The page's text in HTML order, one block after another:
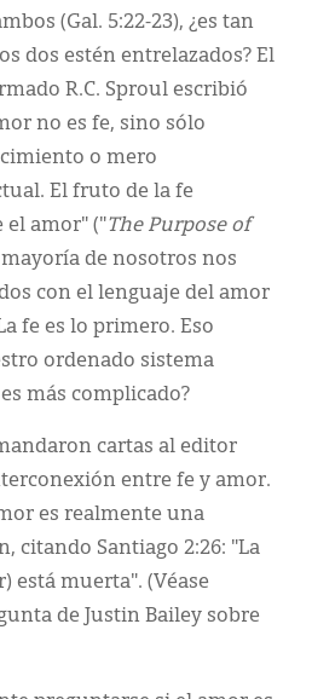
(Gal. 5:22-23), ¿es tan
dos estén entrelazados? El
R.C. Sproul escribió
no es fe, sino sólo
o mero
El fruto de la fe
el amor" ("The Purpose of
mayoría de nosotros nos
con el lenguaje del amor
fe es lo primero. Eso
ordenado sistema
más complicado?
cartas al editor
entre fe y amor.
es realmente una
citando Santiago 2:26: "La
está muerta". (Véase
de Justin Bailey sobre